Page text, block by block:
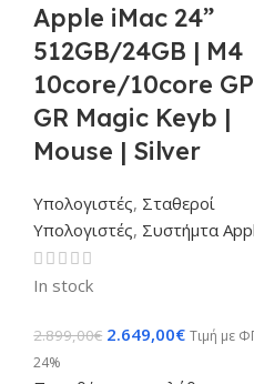
Apple iMac 24”
512GB/24GB | M4
10core/10core
GR Magic Keyb |
Mouse | Silver
Υπολογιστές, Σταθεροί
Υπολογιστές, Συστήμτα
In stock
2.899,00€ 2.649,00€ Τιμή με
24%